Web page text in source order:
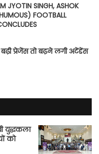
JYOTIN SINGH, ASHOK
FOOTBALL
प्रेजेंस तो बढ़ने लगी अटेंडेंस
युद्धकला
को